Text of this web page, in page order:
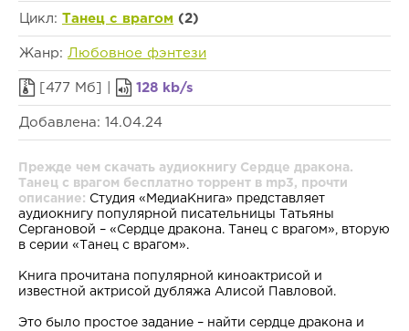
Цикл: Танец с врагом (2)
Жанр: Любовное фэнтези
[477 Мб] | 128 kb/s
Добавлена: 14.04.24
Прежде чем скачать аудиокнигу Сердце дракона.
Танец с врагом бесплатно торрент в mp3, прочти
описание: Студия «МедиаКнига» представляет
аудиокнигу популярной писательницы Татьяны
Сергановой – «Сердце дракона. Танец с врагом», вторую
в серии «Танец с врагом».
Книга прочитана популярной киноактрисой и
известной актрисой дубляжа Алисой Павловой.
Это было простое задание – найти сердце дракона и